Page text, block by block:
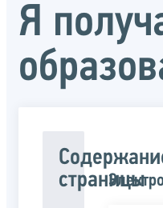
Я
страницы